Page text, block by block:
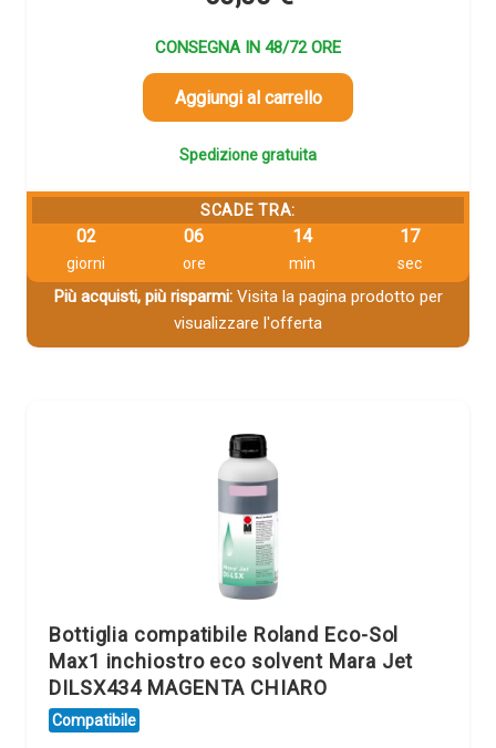
CONSEGNA IN 48/72 ORE
Aggiungi al carrello
Spedizione gratuita
SCADE TRA:
02
giorni
06
ore
14
min
16
sec
Più acquisti, più risparmi:Visita la pagina prodotto per
visualizzare l'offerta
Bottiglia compatibile Roland Eco-Sol
Max1 inchiostro eco solvent Mara Jet
DILSX434 MAGENTA CHIARO
Compatibile